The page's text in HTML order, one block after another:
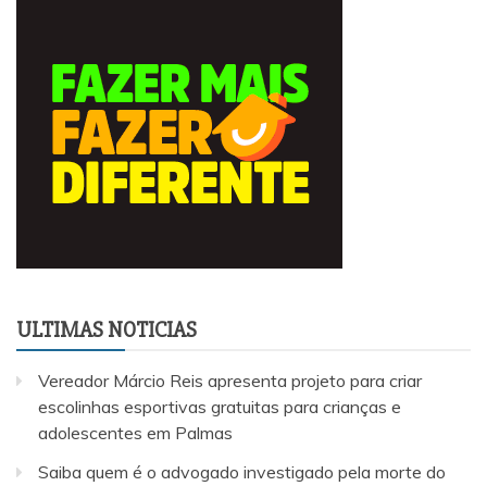
ULTIMAS NOTICIAS
Vereador Márcio Reis apresenta projeto para criar
escolinhas esportivas gratuitas para crianças e
adolescentes em Palmas
Saiba quem é o advogado investigado pela morte do